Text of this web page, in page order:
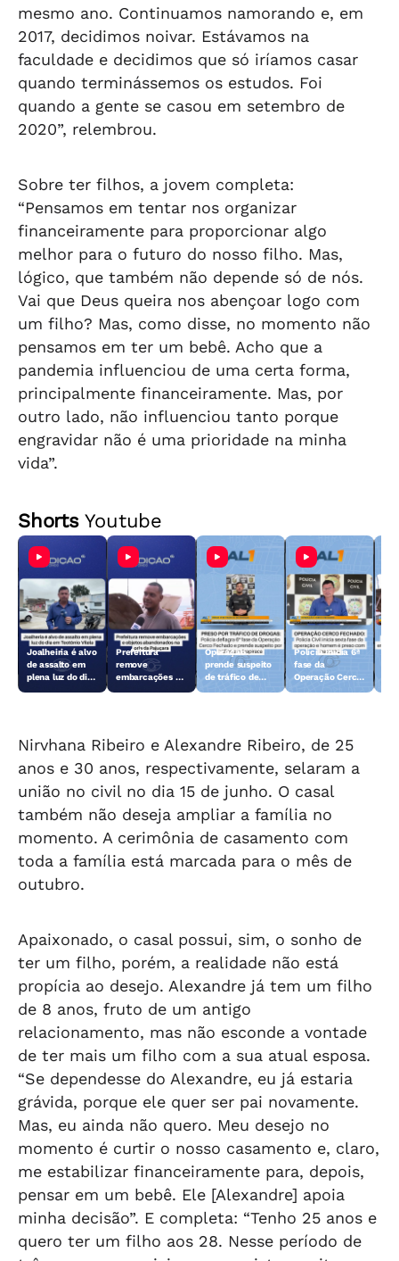
mesmo ano. Continuamos namorando e, em
2017, decidimos noivar. Estávamos na
faculdade e decidimos que só iríamos casar
quando terminássemos os estudos. Foi
quando a gente se casou em setembro de
2020”, relembrou.
Sobre ter filhos, a jovem completa:
“Pensamos em tentar nos organizar
financeiramente para proporcionar algo
melhor para o futuro do nosso filho. Mas,
lógico, que também não depende só de nós.
Vai que Deus queira nos abençoar logo com
um filho? Mas, como disse, no momento não
pensamos em ter um bebê. Acho que a
pandemia influenciou de uma certa forma,
principalmente financeiramente. Mas, por
outro lado, não influenciou tanto porque
engravidar não é uma prioridade na minha
vida”.
ShortsYoutube
Joalheiria é alvo
de assalto em
plena luz do dia
Prefeitura
remove
embarcações e
Operação
prende suspeito
de tráfico de
Polícia inicia 6ª
fase da
Operação Cerco
Nirvhana Ribeiro e Alexandre Ribeiro, de 25
anos e 30 anos, respectivamente, selaram a
união no civil no dia 15 de junho. O casal
também não deseja ampliar a família no
momento. A cerimônia de casamento com
toda a família está marcada para o mês de
outubro.
Apaixonado, o casal possui, sim, o sonho de
ter um filho, porém, a realidade não está
propícia ao desejo. Alexandre já tem um filho
de 8 anos, fruto de um antigo
relacionamento, mas não esconde a vontade
de ter mais um filho com a sua atual esposa.
“Se dependesse do Alexandre, eu já estaria
grávida, porque ele quer ser pai novamente.
Mas, eu ainda não quero. Meu desejo no
momento é curtir o nosso casamento e, claro,
me estabilizar financeiramente para, depois,
pensar em um bebê. Ele [Alexandre] apoia
minha decisão”. E completa: “Tenho 25 anos e
quero ter um filho aos 28. Nesse período de